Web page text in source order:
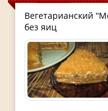
Вегетарианский
без яиц